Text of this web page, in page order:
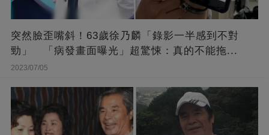
突然臉歪嘴斜！63歲徐乃麟「錄影一半感到不對
勁」 「病發畫面曝光」超驚悚：真的不能拖...
2023/07/05